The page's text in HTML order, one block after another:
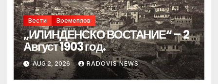
Вести Времеплов
„ИЛИНДЕНСКО ВОСТАНИЕ“ – 2
Август 1903 год.
AUG 2, 2026 RADOVIS NEWS